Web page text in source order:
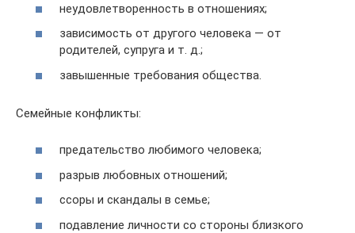
неудовлетворенность в отношениях;
зависимость от другого человека — от
родителей, супруга и т. д.;
завышенные требования общества.
Семейные конфликты:
предательство любимого человека;
разрыв любовных отношений;
ссоры и скандалы в семье;
подавление личности со стороны близкого